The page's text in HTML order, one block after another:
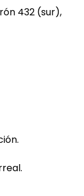
432 (sur),